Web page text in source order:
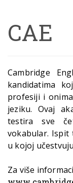
CAE
Cambridge
kandidatima
profesiji i
jeziku. Ovaj
testira sve
vokabular.
u kojoj
Za više